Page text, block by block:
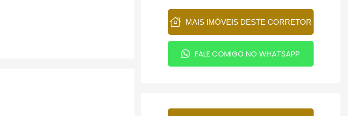
MAIS IMÓVEIS DESTE CORRETOR
FALE COMIGO NO WHATSAPP